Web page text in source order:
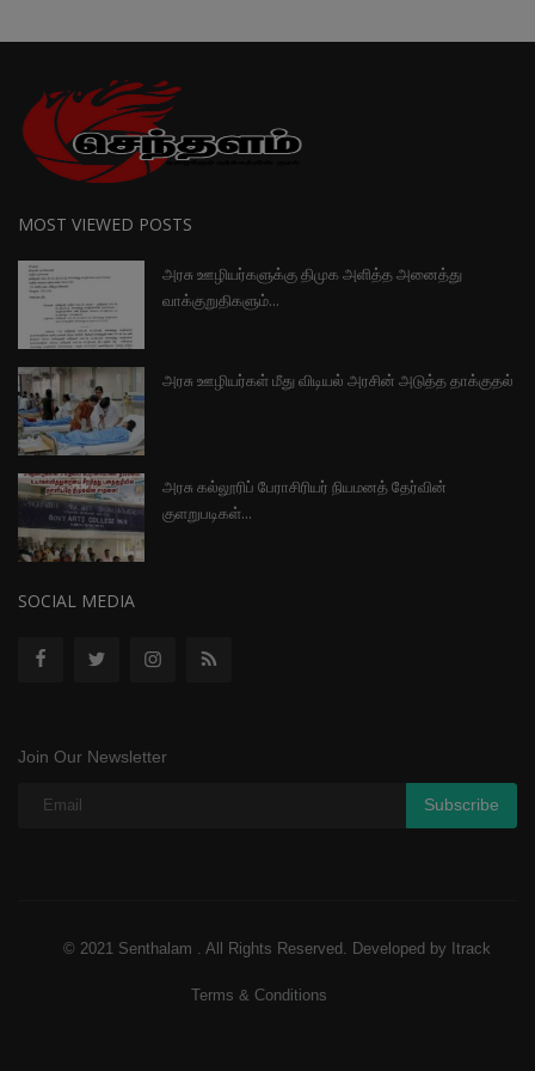
MOST VIEWED POSTS
அரசு ஊழியர்களுக்கு திமுக அளித்த அனைத்து
வாக்குறுதிகளும்...
அரசு ஊழியர்கள் மீது விடியல் அரசின் அடுத்த தாக்குதல்
அரசு கல்லூரிப் பேராசிரியர் நியமனத் தேர்வின்
குளறுபடிகள்...
SOCIAL MEDIA
Join Our Newsletter
Subscribe
© 2021 Senthalam . All Rights Reserved. Developed by Itrack
Terms & Conditions